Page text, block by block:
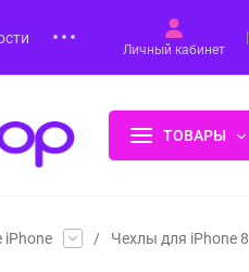
Личный кабинет
ТОВАРЫ
iPhone / Чехлы для iPhone 8